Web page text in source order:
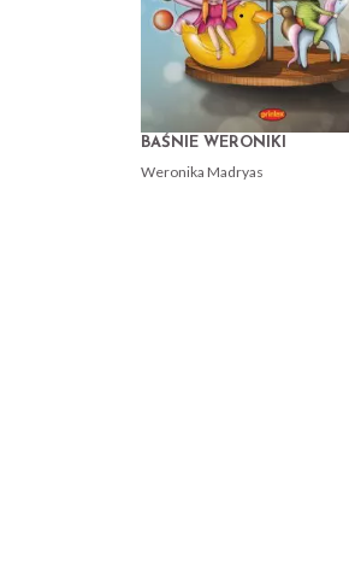
BAŚNIE WERONIKI
Weronika Madryas